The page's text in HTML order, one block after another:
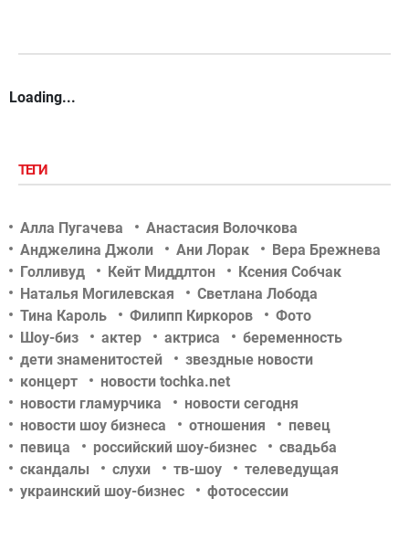
Loading...
ТЕГИ
Алла Пугачева
Анастасия Волочкова
Анджелина Джоли
Ани Лорак
Вера Брежнева
Голливуд
Кейт Миддлтон
Ксения Собчак
Наталья Могилевская
Светлана Лобода
Тина Кароль
Филипп Киркоров
Фото
Шоу-биз
актер актриса
беременность
дети знаменитостей
звездные новости
концерт
новости tochka.net
новости гламурчика
новости сегодня
новости шоу бизнеса
отношения
певец
певица
российский шоу-бизнес
свадьба
скандалы
слухи тв-шоу
телеведущая
украинский шоу-бизнес
фотосессии